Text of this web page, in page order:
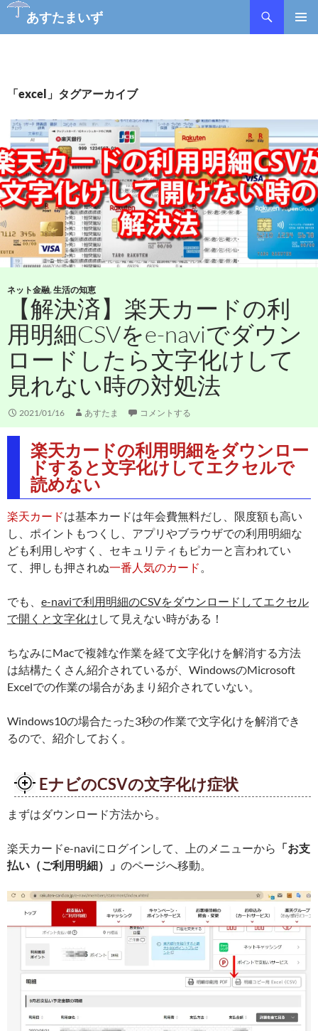
あすたまいず
ツ
ス
キ
ッ
プ
「excel」タグアーカイブ
ネット金融,生活の知恵
【解決済】楽天カードの利
用明細CSVをe-naviでダウン
ロードしたら文字化けして
見れない時の対処法
2021/01/16 あすたま コメントする
楽天カードの利用明細をダウンロー
ドすると文字化けしてエクセルで
読めない
楽天カードは基本カードは年会費無料だし、限度額も高い
し、ポイントもつくし、アプリやブラウザでの利用明細な
ども利用しやすく、セキュリティもピカ一と言われてい
て、押しも押されぬ一番人気のカード 。
でも、 e-naviで利用明細のCSVをダウンロードしてエクセル
で開くと文字化け して見えない時がある！
ちなみにMacで複雑な作業を経て文字化けを解消する方法
は結構たくさん紹介されているが、WindowsのMicrosoft
Excelでの作業の場合があまり紹介されていない。
Windows10の場合たった3秒の作業で文字化けを解消でき
るので、紹介しておく。
EナビのCSVの文字化け症状
まずはダウンロード方法から。
楽天カードe-naviにログインして、上のメニューから 「お支
払い（ご利用明細）」 のページへ移動。